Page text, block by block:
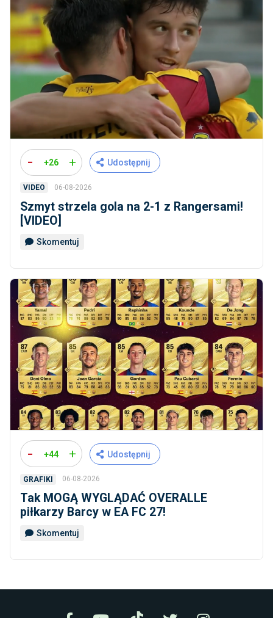
- +26 + Udostępnij
VIDEO 06-08-2026
Szmyt strzela gola na 2-1 z Rangersami!
[VIDEO]
Skomentuj
- +44 + Udostępnij
GRAFIKI 06-08-2026
Tak MOGĄ WYGLĄDAĆ OVERALLE
piłkarzy Barcy w EA FC 27!
Skomentuj